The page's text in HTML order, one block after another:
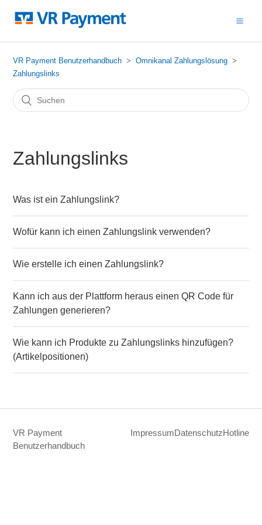
VR Payment Benutzerhandbuch
Omnikanal Zahlungslösung
Zahlungslinks
Zahlungslinks
Was ist ein Zahlungslink?
Wofür kann ich einen Zahlungslink verwenden?
Wie erstelle ich einen Zahlungslink?
Kann ich aus der Plattform heraus einen QR Code für
Zahlungen generieren?
Wie kann ich Produkte zu Zahlungslinks hinzufügen?
(Artikelpositionen)
VR Payment
Benutzerhandbuch
ImpressumDatenschutzHotline